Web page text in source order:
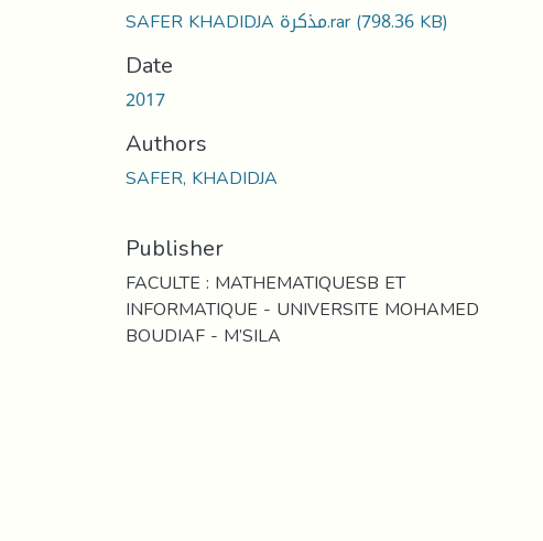
SAFER KHADIDJA مذكرة.rar(798.36 KB)
Date
2017
Authors
SAFER, KHADIDJA
Publisher
FACULTE : MATHEMATIQUESB ET
INFORMATIQUE - UNIVERSITE MOHAMED
BOUDIAF - M’SILA